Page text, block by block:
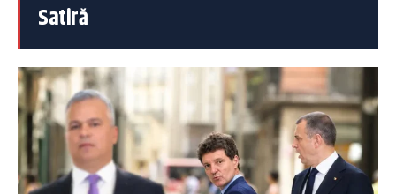
Satiră